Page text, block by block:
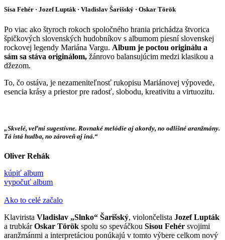
Sisa Fehér · Jozef Lupták · Vladislav Šarišský · Oskar Török
Po viac ako štyroch rokoch spoločného hrania prichádza štvorica
špičkových slovenských hudobníkov s albumom piesní slovenskej
rockovej legendy Mariána Vargu. Album je poctou originálu a
sám sa stáva originálom, žánrovo balansujúcim medzi klasikou a
džezom.
To, čo ostáva, je nezameniteľnosť rukopisu Mariánovej výpovede,
esencia krásy a priestor pre radosť, slobodu, kreativitu a virtuozitu.
„Skvelé, veľmi sugestívne. Rovnaké melódie aj akordy, no odlišné aranžmány.
Tá istá hudba, no zároveň aj iná.“
Oliver Rehák
kúpiť album
vypočuť album
Ako to celé začalo
Klavirista Vladislav „Slnko“ Šarišský, violončelista Jozef Lupták
a trubkárOskar Török spolu so speváčkou Sisou Fehér svojimi
aranžmánmi a interpretáciou ponúkajú v tomto výbere celkom nový